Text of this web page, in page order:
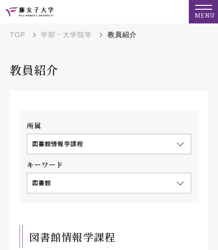
MENU
TOP 学部・大学院等 教員紹介
教員紹介
所属
図書館情報学課程
キーワード
図書館
図書館情報学課程